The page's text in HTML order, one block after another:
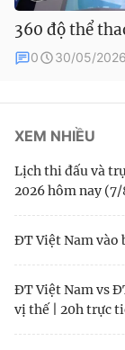
360 độ thể
0 30/05/2026
XEM NHIỀU
Lịch thi đấu và
2026 hôm nay
ĐT Việt Nam vào
ĐT Việt Nam vs
vị thế | 20h trực